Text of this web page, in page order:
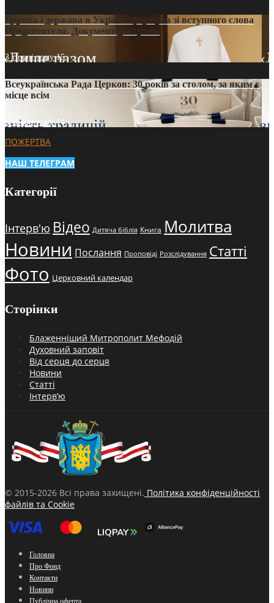
Церква і держава в Україні: формула зі вступного слова
Предстоятеля. Документ доктрини
3 тижні тому15
Всеукраїнська Рада Церков: 30 років за столом, за яким є
місце всім
3 тижні тому14
ПОЖЕРТВА
НАШ ТЕЛЕГРАМ
Категорії
Інтерв'ю Відео Дитяча біблія Книга Молитва
Новини Послання Проповіді Розслідування Статті
Фото Церковний календар
Сторінки
Блаженніший Митрополит Мефодій
Духовний заповіт
Від серця до серця
Новини
Статті
Інтерв’ю
© 2015-2026 Всі права захищені. Політика конфіденційності
файлів та Cookie
Головна
Про Фонд
Контакти
Новини
Публічна оферта